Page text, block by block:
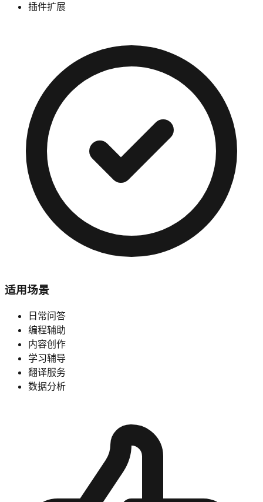
插件扩展
适用场景
日常问答
编程辅助
内容创作
学习辅导
翻译服务
数据分析